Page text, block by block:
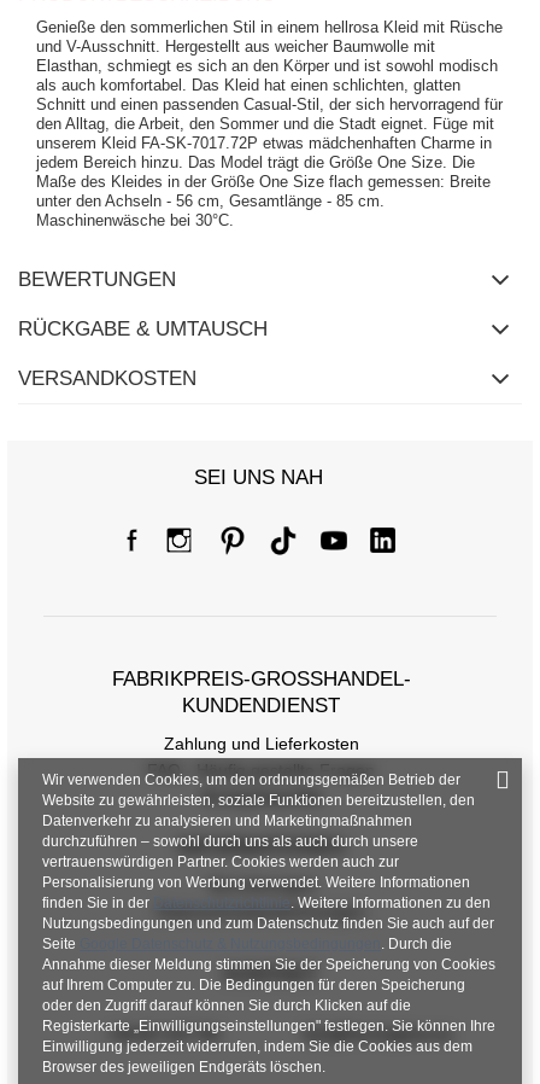
Genieße den sommerlichen Stil in einem hellrosa Kleid mit Rüsche
und V-Ausschnitt. Hergestellt aus weicher Baumwolle mit
Elasthan, schmiegt es sich an den Körper und ist sowohl modisch
als auch komfortabel. Das Kleid hat einen schlichten, glatten
Schnitt und einen passenden Casual-Stil, der sich hervorragend für
den Alltag, die Arbeit, den Sommer und die Stadt eignet. Füge mit
unserem Kleid FA-SK-7017.72P etwas mädchenhaften Charme in
jedem Bereich hinzu. Das Model trägt die Größe One Size. Die
Maße des Kleides in der Größe One Size flach gemessen: Breite
unter den Achseln - 56 cm, Gesamtlänge - 85 cm.
Maschinenwäsche bei 30°C.
BEWERTUNGEN
RÜCKGABE & UMTAUSCH
VERSANDKOSTEN
SEI UNS NAH
FABRIKPREIS-GROSSHANDEL-K
UNDENDIENST
Zahlung und Lieferkosten
FAQ - Häufig gestellte Fragen
Rückgabepolitik
INFORMATIONEN
Verordnungen
Datenschutzbestimmungen
KONTAKT
+48 601 547 740 hurt@factoryprice.eu
Wir verwenden Cookies, um den ordnungsgemäßen Betrieb der
Website zu gewährleisten, soziale Funktionen bereitzustellen, den
Datenverkehr zu analysieren und Marketingmaßnahmen
durchzuführen – sowohl durch uns als auch durch unsere
vertrauenswürdigen Partner. Cookies werden auch zur
Personalisierung von Werbung verwendet. Weitere Informationen
finden Sie in der
Datenschutzrichtlinie. Weitere Informationen zu den
Nutzungsbedingungen und zum Datenschutz finden Sie auch auf der
Seite
. Durch die
Annahme dieser Meldung stimmen Sie der Speicherung von Cookies
auf Ihrem Computer zu. Die Bedingungen für deren Speicherung
oder den Zugriff darauf können Sie durch Klicken auf die
Registerkarte „Einwilligungseinstellungen" festlegen. Sie können Ihre
Einwilligung jederzeit widerrufen, indem Sie die Cookies aus dem
Browser des jeweiligen Endgeräts löschen.